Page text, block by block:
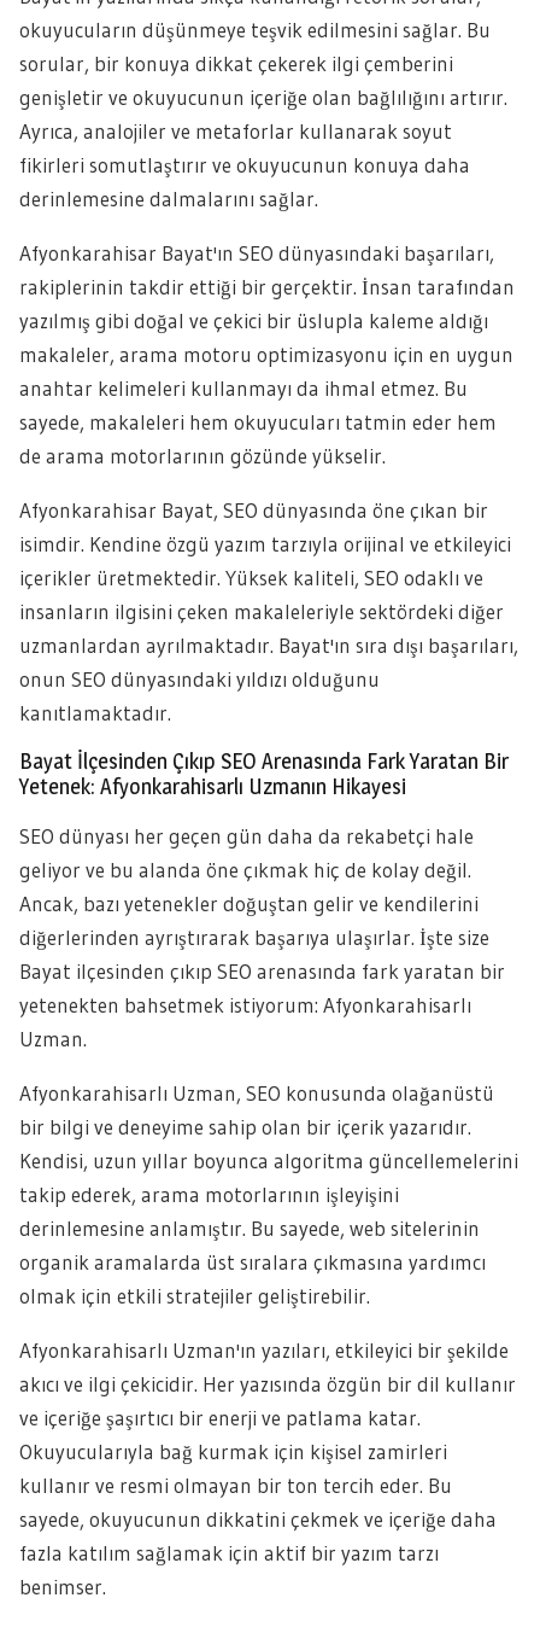
okuyucuların düşünmeye teşvik edilmesini sağlar. Bu
sorular, bir konuya dikkat çekerek ilgi çemberini
genişletir ve okuyucunun içeriğe olan bağlılığını artırır.
Ayrıca, analojiler ve metaforlar kullanarak soyut
fikirleri somutlaştırır ve okuyucunun konuya daha
derinlemesine dalmalarını sağlar.
Afyonkarahisar Bayat'ın SEO dünyasındaki başarıları,
rakiplerinin takdir ettiği bir gerçektir. İnsan tarafından
yazılmış gibi doğal ve çekici bir üslupla kaleme aldığı
makaleler, arama motoru optimizasyonu için en uygun
anahtar kelimeleri kullanmayı da ihmal etmez. Bu
sayede, makaleleri hem okuyucuları tatmin eder hem
de arama motorlarının gözünde yükselir.
Afyonkarahisar Bayat, SEO dünyasında öne çıkan bir
isimdir. Kendine özgü yazım tarzıyla orijinal ve etkileyici
içerikler üretmektedir. Yüksek kaliteli, SEO odaklı ve
insanların ilgisini çeken makaleleriyle sektördeki diğer
uzmanlardan ayrılmaktadır. Bayat'ın sıra dışı başarıları,
onun SEO dünyasındaki yıldızı olduğunu
kanıtlamaktadır.
Bayat İlçesinden Çıkıp SEO Arenasında Fark Yaratan Bir
Yetenek: Afyonkarahisarlı Uzmanın Hikayesi
SEO dünyası her geçen gün daha da rekabetçi hale
geliyor ve bu alanda öne çıkmak hiç de kolay değil.
Ancak, bazı yetenekler doğuştan gelir ve kendilerini
diğerlerinden ayrıştırarak başarıya ulaşırlar. İşte size
Bayat ilçesinden çıkıp SEO arenasında fark yaratan bir
yetenekten bahsetmek istiyorum: Afyonkarahisarlı
Uzman.
Afyonkarahisarlı Uzman, SEO konusunda olağanüstü
bir bilgi ve deneyime sahip olan bir içerik yazarıdır.
Kendisi, uzun yıllar boyunca algoritma güncellemelerini
takip ederek, arama motorlarının işleyişini
derinlemesine anlamıştır. Bu sayede, web sitelerinin
organik aramalarda üst sıralara çıkmasına yardımcı
olmak için etkili stratejiler geliştirebilir.
Afyonkarahisarlı Uzman'ın yazıları, etkileyici bir şekilde
akıcı ve ilgi çekicidir. Her yazısında özgün bir dil kullanır
ve içeriğe şaşırtıcı bir enerji ve patlama katar.
Okuyucularıyla bağ kurmak için kişisel zamirleri
kullanır ve resmi olmayan bir ton tercih eder. Bu
sayede, okuyucunun dikkatini çekmek ve içeriğe daha
fazla katılım sağlamak için aktif bir yazım tarzı
benimser.